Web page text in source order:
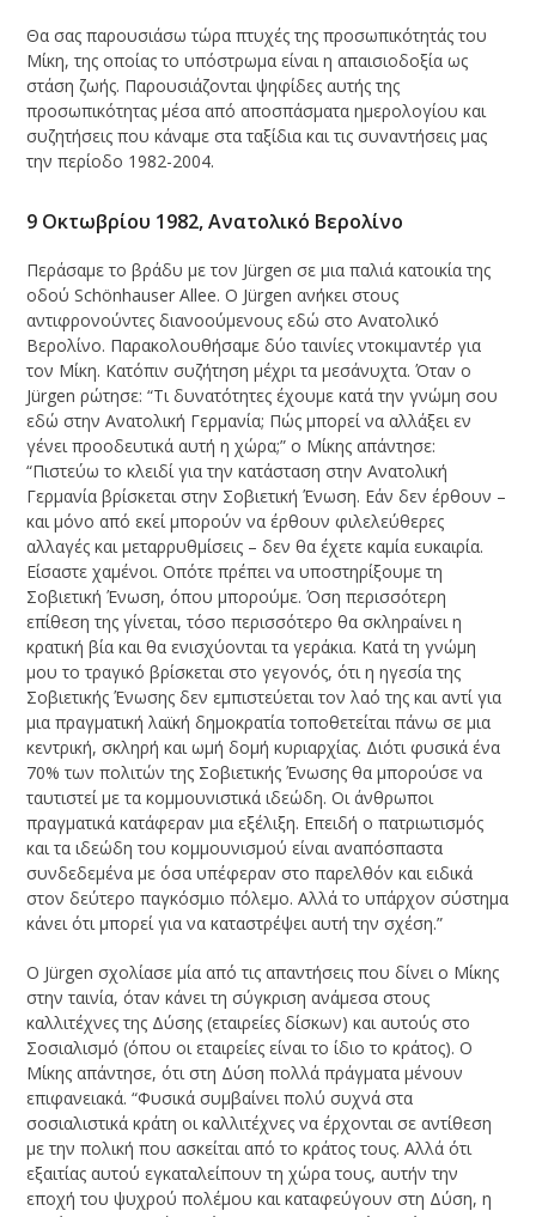
Θα σας παρουσιάσω τώρα πτυχές της προσωπικότητάς του
Μίκη, της οποίας το υπόστρωμα είναι η απαισιοδοξία ως
στάση ζωής. Παρουσιάζονται ψηφίδες αυτής της
προσωπικότητας μέσα από αποσπάσματα ημερολογίου και
συζητήσεις που κάναμε στα ταξίδια και τις συναντήσεις μας
την περίοδο 1982-2004.
9 Οκτωβρίου 1982, Ανατολικό Βερολίνο
Περάσαμε το βράδυ με τον Jürgen σε μια παλιά κατοικία της
οδού Schönhauser Allee. Ο Jürgen ανήκει στους
αντιφρονούντες διανοούμενους εδώ στο Ανατολικό
Βερολίνο. Παρακολουθήσαμε δύο ταινίες ντοκιμαντέρ για
τον Μίκη. Κατόπιν συζήτηση μέχρι τα μεσάνυχτα. Όταν ο
Jürgen ρώτησε: “Tι δυνατότητες έχουμε κατά την γνώμη σου
εδώ στην Ανατολική Γερμανία; Πώς μπορεί να αλλάξει εν
γένει προοδευτικά αυτή η χώρα;” ο Μίκης απάντησε:
“Πιστεύω το κλειδί για την κατάσταση στην Ανατολική
Γερμανία βρίσκεται στην Σοβιετική Ένωση. Εάν δεν έρθουν –
και μόνο από εκεί μπορούν να έρθουν φιλελεύθερες
αλλαγές και μεταρρυθμίσεις – δεν θα έχετε καμία ευκαιρία.
Είσαστε χαμένοι. Οπότε πρέπει να υποστηρίξουμε τη
Σοβιετική Ένωση, όπου μπορούμε. Όση περισσότερη
επίθεση της γίνεται, τόσο περισσότερο θα σκληραίνει η
κρατική βία και θα ενισχύονται τα γεράκια. Κατά τη γνώμη
μου το τραγικό βρίσκεται στο γεγονός, ότι η ηγεσία της
Σοβιετικής Ένωσης δεν εμπιστεύεται τον λαό της και αντί για
μια πραγματική λαϊκή δημοκρατία τοποθετείται πάνω σε μια
κεντρική, σκληρή και ωμή δομή κυριαρχίας. Διότι φυσικά ένα
70% των πολιτών της Σοβιετικής Ένωσης θα μπορούσε να
ταυτιστεί με τα κομμουνιστικά ιδεώδη. Οι άνθρωποι
πραγματικά κατάφεραν μια εξέλιξη. Επειδή ο πατριωτισμός
και τα ιδεώδη του κομμουνισμού είναι αναπόσπαστα
συνδεδεμένα με όσα υπέφεραν στο παρελθόν και ειδικά
στον δεύτερο παγκόσμιο πόλεμο. Αλλά το υπάρχον σύστημα
κάνει ότι μπορεί για να καταστρέψει αυτή την σχέση.”
Ο Jürgen σχολίασε μία από τις απαντήσεις που δίνει ο Μίκης
στην ταινία, όταν κάνει τη σύγκριση ανάμεσα στους
καλλιτέχνες της Δύσης (εταιρείες δίσκων) και αυτούς στο
Σοσιαλισμό (όπου οι εταιρείες είναι το ίδιο το κράτος). Ο
Μίκης απάντησε, ότι στη Δύση πολλά πράγματα μένουν
επιφανειακά. “Φυσικά συμβαίνει πολύ συχνά στα
σοσιαλιστικά κράτη οι καλλιτέχνες να έρχονται σε αντίθεση
με την πολική που ασκείται από το κράτος τους. Αλλά ότι
εξαιτίας αυτού εγκαταλείπουν τη χώρα τους, αυτήν την
εποχή του ψυχρού πολέμου και καταφεύγουν στη Δύση, η